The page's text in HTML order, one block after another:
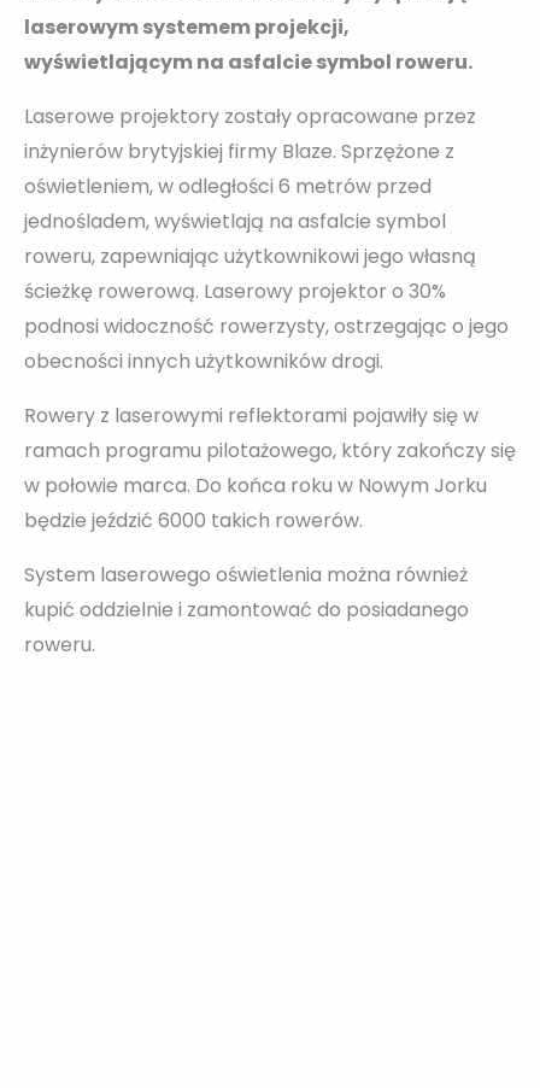
laserowym systemem projekcji,
wyświetlającym na asfalcie symbol roweru.
Laserowe projektory zostały opracowane przez
inżynierów brytyjskiej firmy Blaze. Sprzężone z
oświetleniem, w odległości 6 metrów przed
jednośladem, wyświetlają na asfalcie symbol
roweru, zapewniając użytkownikowi jego własną
ścieżkę rowerową. Laserowy projektor o 30%
podnosi widoczność rowerzysty, ostrzegając o jego
obecności innych użytkowników drogi.
Rowery z laserowymi reflektorami pojawiły się w
ramach programu pilotażowego, który zakończy się
w połowie marca. Do końca roku w Nowym Jorku
będzie jeździć 6000 takich rowerów.
System laserowego oświetlenia można również
kupić oddzielnie i zamontować do posiadanego
roweru.